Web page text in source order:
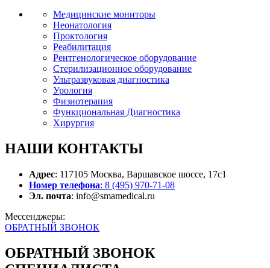
Медицинские мониторы
Неонатология
Проктология
Реабилитация
Рентгенологическое оборудование
Стерилизационное оборудование
Ультразвуковая диагностика
Урология
Физиотерапия
Функциональная Диагностика
Хирургия
НАШИ КОНТАКТЫ
Адрес: 117105 Москва, Варшавское шоссе, 17с1
Номер телефона: 8 (495) 970-71-08
Эл. почта: info@smamedical.ru
Мессенджеры:
ОБРАТНЫЙ ЗВОНОК
ОБРАТНЫЙ ЗВОНОК